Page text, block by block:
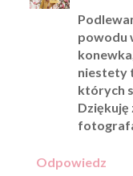
powodu
niestety
których
Dziękuję
Odpowiedz